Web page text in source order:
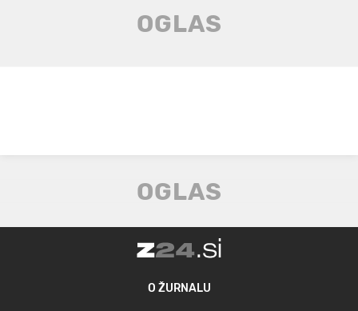
O ŽURNALU